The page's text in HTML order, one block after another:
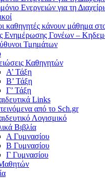
Ενεργειών για τη
καθηγητές κάνουν μάθημα
Ενημέρωσης Γονέων –
Τμημάτων
Καθηγητών
Α’ Τάξη
Β’ Τάξη
Γ’ Τάξη
Links
από το Sch.gr
Λογισμικό
Βιβλία
Α Γυμνασίου
Β Γυμνασίου
Γ Γυμνασίου